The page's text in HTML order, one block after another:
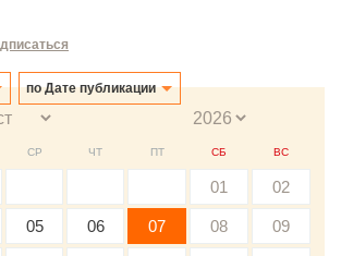
по Дате публикации
СР ЧТ ПТ СБ ВС
01 02
05 06 07 08 09